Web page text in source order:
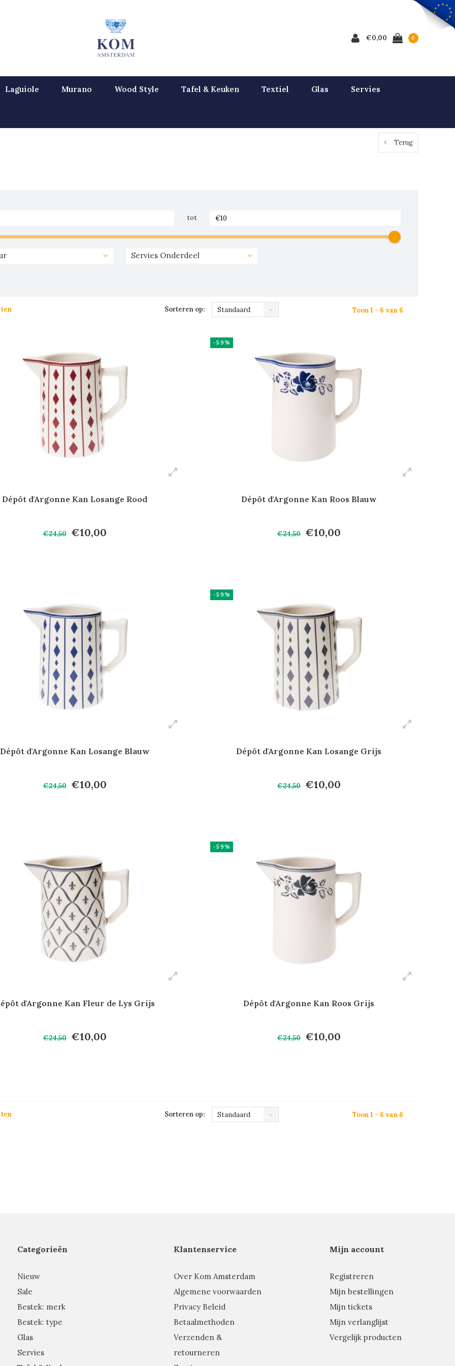
€0,00 0
Laguiole Murano Wood Style Tafel & Keuken Textiel Glas Servies
Terug
tot
Servies Onderdeel
Sorteren op: Standaard Toon 1 - 6 van 6
Dépôt d'Argonne Kan Losange Rood
€24,50 €10,00
-59%
Dépôt d'Argonne Kan Roos Blauw
€24,50 €10,00
Dépôt d'Argonne Kan Losange Blauw
€24,50 €10,00
-59%
Dépôt d'Argonne Kan Losange Grijs
€24,50 €10,00
d'Argonne Kan Fleur de Lys Grijs
€24,50 €10,00
-59%
Dépôt d'Argonne Kan Roos Grijs
€24,50 €10,00
Sorteren op: Standaard Toon 1 - 6 van 6
Categorieën
Nieuw
Sale
Bestek: merk
Bestek: type
Glas
Servies
Klantenservice
Over Kom Amsterdam
Algemene voorwaarden
Privacy Beleid
Betaalmethoden
Verzenden &
retourneren
Mijn account
Registreren
Mijn bestellingen
Mijn tickets
Mijn verlanglijst
Vergelijk producten